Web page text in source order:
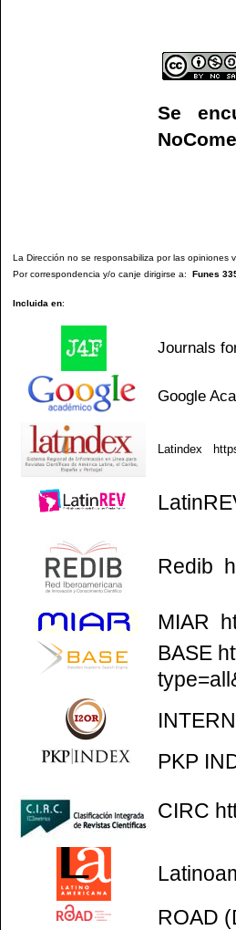
Se
La Dirección no se responsabiliza por las opiniones
Por correspondencia y/o canje dirigirse a: Funes
Incluida en:
Journals
Google
Latindex
Redib
MIAR
BASE
PKP
CIRC
ROAD